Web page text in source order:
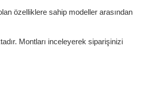
özelliklere sahip modeller arasından
Montları inceleyerek siparişinizi